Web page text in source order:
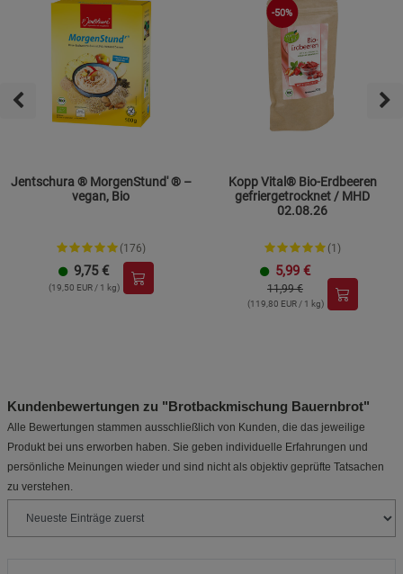
Jentschura ® MorgenStund' ® –
vegan, Bio
(176)
9,75 €
(19,50 EUR / 1 kg)
-50%
Kopp Vital® Bio-Erdbeeren
gefriergetrocknet / MHD
02.08.26
(1)
5,99 €
11,99 €
(119,80 EUR / 1 kg)
Kundenbewertungen zu "Brotbackmischung Bauernbrot"
Alle Bewertungen stammen ausschließlich von Kunden, die das jeweilige
Produkt bei uns erworben haben. Sie geben individuelle Erfahrungen und
persönliche Meinungen wieder und sind nicht als objektiv geprüfte Tatsachen
zu verstehen.